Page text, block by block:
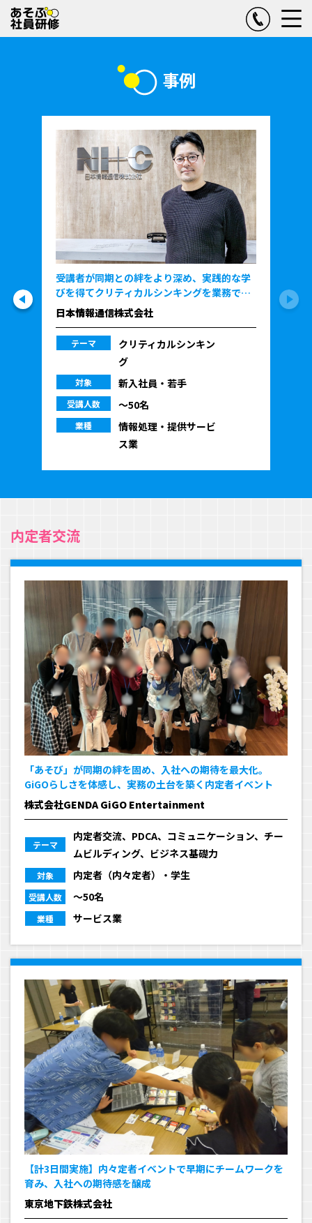
事例
受講者が同期との絆をより深め、実践的な学
びを得てクリティカルシンキングを業務で活
用
日本情報通信株式会社
テーマ
クリティカルシンキン
グ
対象 新入社員・若手
受講人数 〜50名
業種
情報処理・提供サービ
ス業
内定者交流
「あそび」が同期の絆を固め、入社への期待を最大化。
GiGOらしさを体感し、実務の土台を築く内定者イベント
株式会社GENDA GiGO Entertainment
テーマ
内定者交流、PDCA、コミュニケーション、チー
ムビルディング、ビジネス基礎力
対象 内定者（内々定者）・学生
受講人数 〜50名
業種 サービス業
【計3日間実施】内々定者イベントで早期にチームワークを
育み、入社への期待感を醸成
東京地下鉄株式会社